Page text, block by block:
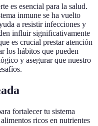
es esencial para la salud.
inmune se ha vuelto
a resistir infecciones y
influir significativamente
es crucial prestar atención
los hábitos que pueden
y asegurar que nuestro
fortalecer tu sistema
ricos en nutrientes